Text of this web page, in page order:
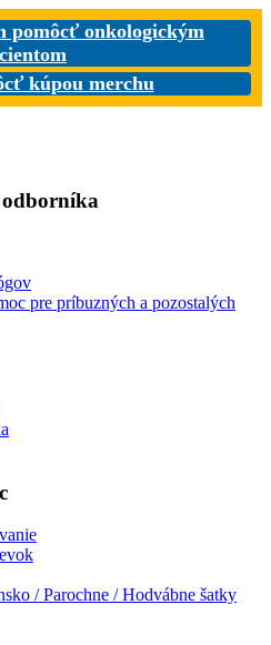
pomôcť onkologickým
kúpou merchu
pre príbuzných a pozostalých
/ Parochne / Hodvábne šatky